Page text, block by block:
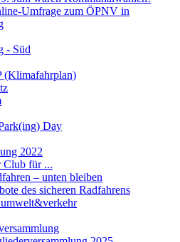
Umfrage zum ÖPNV in
- Süd
(Klimafahrplan)
Day
2022
für ...
– unten bleiben
des sicheren Radfahrens